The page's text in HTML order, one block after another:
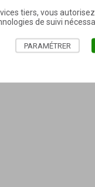
tiers, vous
de suivi
PARAMÉTRER